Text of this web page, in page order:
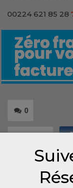
00224 621 85 28
0